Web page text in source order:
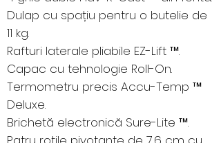
Dulap cu spațiu pentru o butelie de
11 kg.
Rafturi laterale pliabile EZ-Lift ™.
Capac cu tehnologie Roll-On.
Termometru precis Accu-Temp ™
Deluxe.
Brichetă electronică Sure-Lite ™.